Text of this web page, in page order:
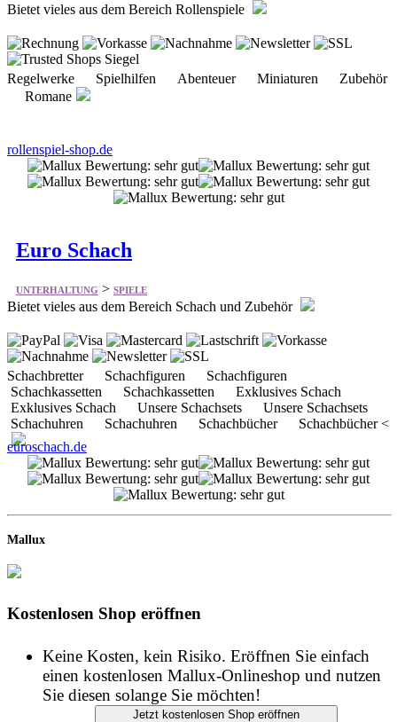
Bietet vieles aus dem Bereich Rollenspiele
Regelwerke Spielhilfen Abenteuer Miniaturen Zubehör
Romane
rollenspiel-shop.de
Euro Schach
UNTERHALTUNG>SPIELE
Bietet vieles aus dem Bereich Schach und Zubehör
Schachbretter Schachfiguren Schachfiguren
Schachkassetten Schachkassetten Exklusives Schach
Exklusives Schach Unsere Schachsets Unsere Schachsets
Schachuhren Schachuhren Schachbücher Schachbücher <
euroschach.de
Mallux
Kostenlosen Shop eröffnen
Keine Kosten, kein Risiko. Eröffnen Sie einfach
einen kostenlosen Mallux-Onlineshop und nutzen
Sie diesen solange Sie möchten!